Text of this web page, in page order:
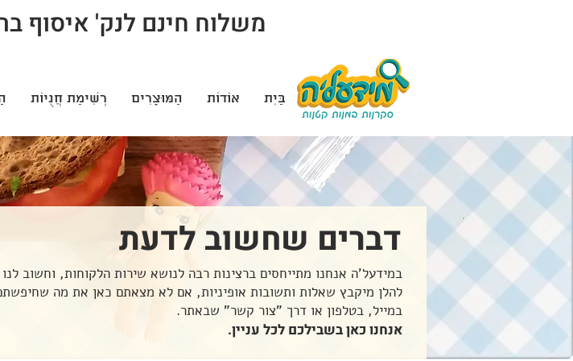
משלוח חינם לנק' איסוף
בַּיִת אוֹדוֹת הַמּוּצָרִים רְשִׁימַת חֲנֻיוֹת
דברים שחשוב לדעת
במידעל'ה אנחנו מתייחסים ברצינות רבה לנושא שירות הלקוחות, וחשוב
להלן מיקבץ שאלות ותשובות אופיניות, אם לא מצאתם כאן את מה
במייל, בטלפון או דרך "צור קשר" שבאתר.
אנחנו כאן בשבילכם לכל עניין.